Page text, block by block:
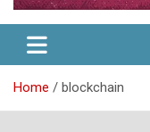
Home blockchain